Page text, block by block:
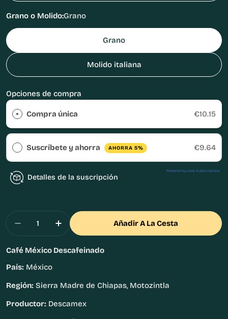
Grano o Molido:Grano
Grano
Molido italiana
Opciones de compra
Compra única €10.15
Suscríbete y ahorra AHORRA 5% €9.64
Powered by Seal Subscriptions
Detalles de la suscripción
Disminuir Cantidad Para Café México
Aumentar Cantidad Para Café México
Añadir A La Cesta
Café México Descafeinado
País: México
Región: Sierra Madre de Chiapas, Motozintla
Productor: Descamex